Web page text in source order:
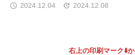
2024.12.04 2024.12.08
右上の印刷マーク⬇️